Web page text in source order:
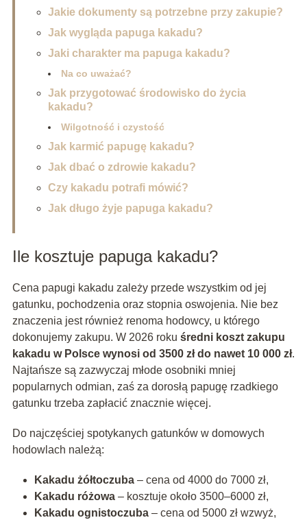
Jakie dokumenty są potrzebne przy zakupie?
Jak wygląda papuga kakadu?
Jaki charakter ma papuga kakadu?
Na co uważać?
Jak przygotować środowisko do życia
kakadu?
Wilgotność i czystość
Jak karmić papugę kakadu?
Jak dbać o zdrowie kakadu?
Czy kakadu potrafi mówić?
Jak długo żyje papuga kakadu?
Ile kosztuje papuga kakadu?
Cena papugi kakadu zależy przede wszystkim od jej
gatunku, pochodzenia oraz stopnia oswojenia. Nie bez
znaczenia jest również renoma hodowcy, u którego
dokonujemy zakupu. W 2026 roku średni koszt zakupu
kakadu w Polsce wynosi od 3500 zł do nawet 10 000 zł.
Najtańsze są zazwyczaj młode osobniki mniej
popularnych odmian, zaś za dorosłą papugę rzadkiego
gatunku trzeba zapłacić znacznie więcej.
Do najczęściej spotykanych gatunków w domowych
hodowlach należą:
Kakadu żółtoczuba– cena od 4000 do 7000 zł,
Kakadu różowa– kosztuje około 3500–6000 zł,
Kakadu ognistoczuba– cena od 5000 zł wzwyż,